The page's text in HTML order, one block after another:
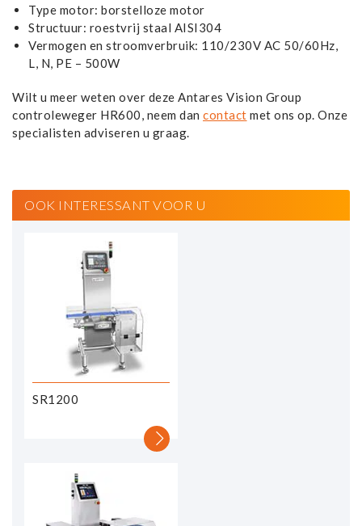
Type motor: borstelloze motor
Structuur: roestvrij staal AISI304
Vermogen en stroomverbruik: 110/230V AC 50/60Hz,
L, N, PE – 500W
Wilt u meer weten over deze Antares Vision Group
controleweger HR600, neem dan contact met ons op. Onze
specialisten adviseren u graag.
OOK INTERESSANT VOOR U
SR1200